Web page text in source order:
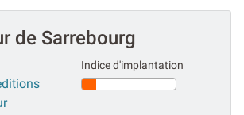
de Sarrebourg
Indice d'implantation